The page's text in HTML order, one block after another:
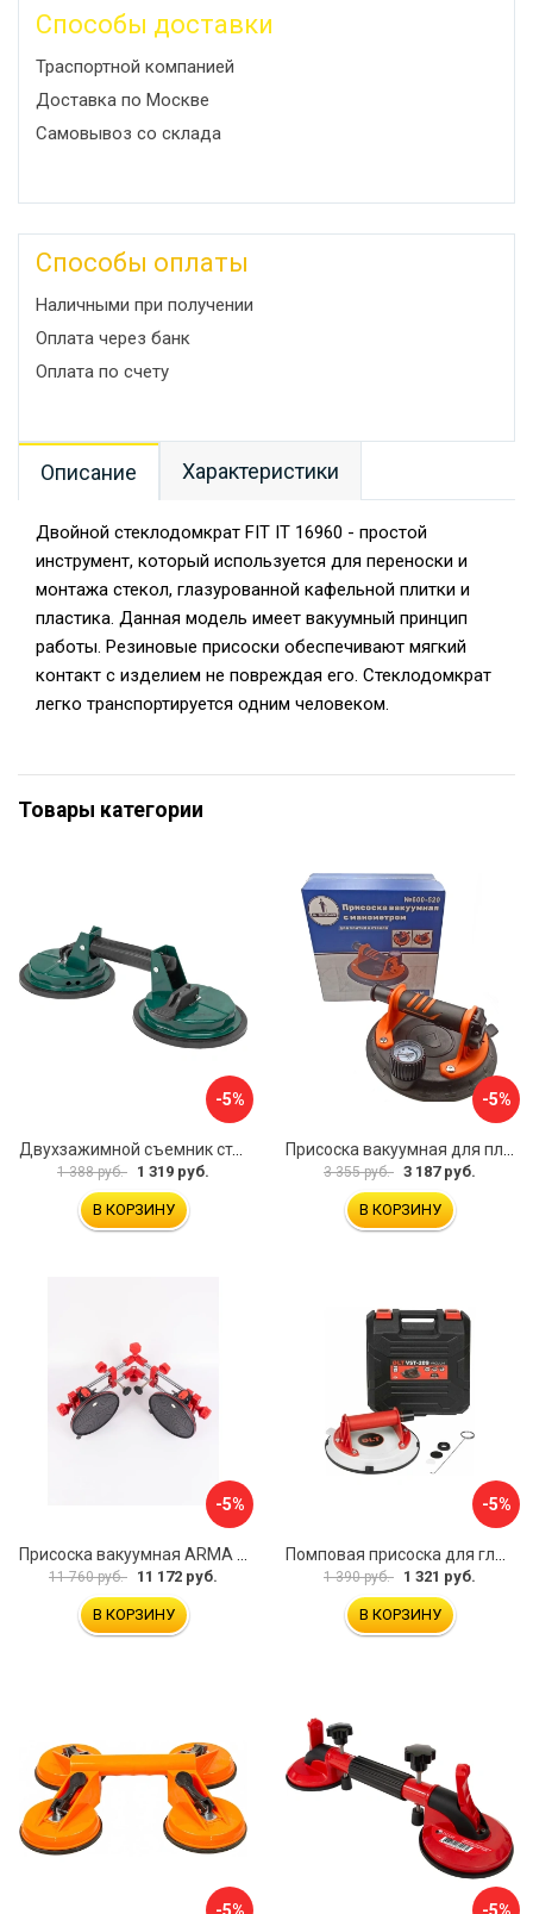
Способы доставки
Траспортной компанией
Доставка по Москве
Самовывоз со склада
Способы оплаты
Наличными при получении
Оплата через банк
Оплата по счету
Описание Характеристики
Двойной стеклодомкрат FIT IT 16960 - простой
инструмент, который используется для переноски и
монтажа стекол, глазурованной кафельной плитки и
пластика. Данная модель имеет вакуумный принцип
работы. Резиновые присоски обеспечивают мягкий
контакт с изделием не повреждая его. Стеклодомкрат
легко транспортируется одним человеком.
Товары категории
-5%
Двухзажимной съемник стекол Rockforce RF-63404(18564)
1 388 руб. 1 319 руб.
В КОРЗИНУ
-5%
3 355 руб. 3 187 руб.
В КОРЗИНУ
-5%
Присоска вакуумная ARMA P625A
11 760 руб. 11 172 руб.
В КОРЗИНУ
-5%
Помповая присоска для гладкой и шероховатой плитки DLT VST-209 1114
1 390 руб. 1 321 руб.
В КОРЗИНУ